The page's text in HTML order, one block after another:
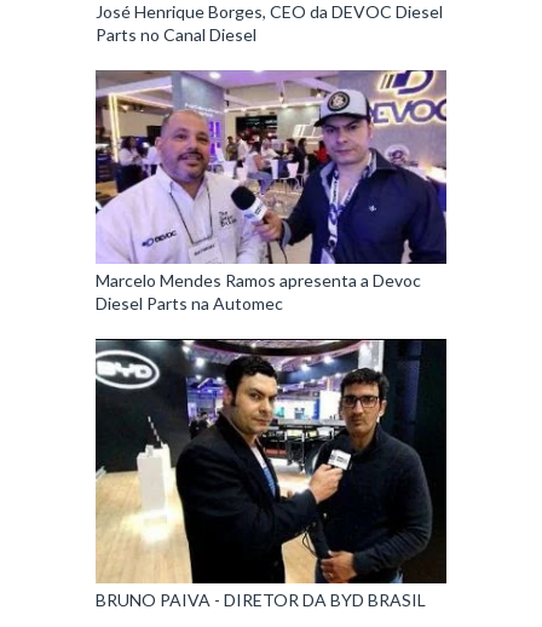
José Henrique Borges, CEO da DEVOC Diesel
Parts no Canal Diesel
Marcelo Mendes Ramos apresenta a Devoc
Diesel Parts na Automec
BRUNO PAIVA - DIRETOR DA BYD BRASIL